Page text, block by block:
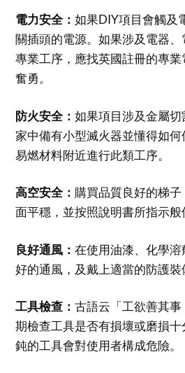
電力安全：如果DIY項目會觸及
關插頭的電源。如果涉及電器
專業工序，應找英國註冊的專
奮勇。
防火安全：如果項目涉及金屬
家中備有小型滅火器並懂得如
易燃材料附近進行此類工序。
高空安全： 購買品質良好的梯
面平穩，並按照說明書所指示般
良好通風：在使用油漆、化學
好的通風，及戴上適當的防護裝
工具檢查：古語云「工欲善其
期檢查工具是否有損壞或磨損
鈍的工具會對使用者構成危險。